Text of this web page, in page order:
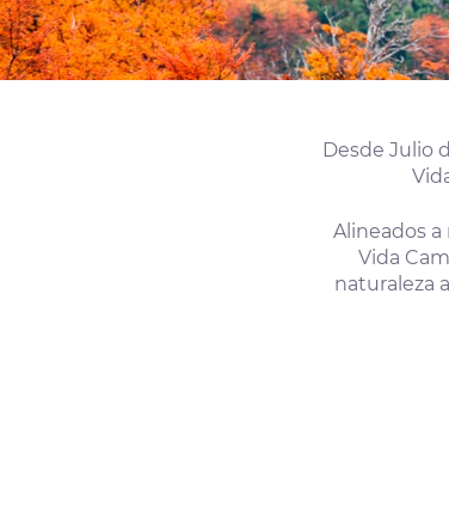
Desde Julio
Alineados
Vida
naturaleza